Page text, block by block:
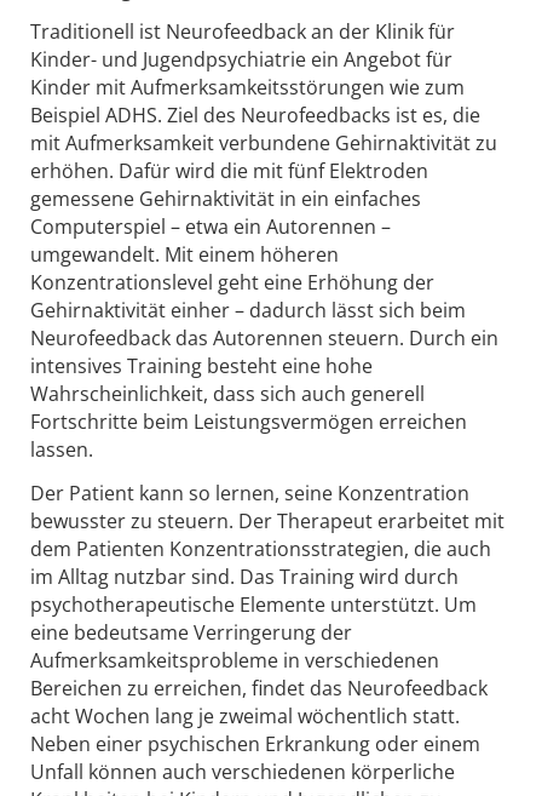
Traditionell ist Neurofeedback an der Klinik für
Kinder- und Jugendpsychiatrie ein Angebot für
Kinder mit Aufmerksamkeitsstörungen wie zum
Beispiel ADHS. Ziel des Neurofeedbacks ist es, die
mit Aufmerksamkeit verbundene Gehirnaktivität zu
erhöhen. Dafür wird die mit fünf Elektroden
gemessene Gehirnaktivität in ein einfaches
Computerspiel – etwa ein Autorennen –
umgewandelt. Mit einem höheren
Konzentrationslevel geht eine Erhöhung der
Gehirnaktivität einher – dadurch lässt sich beim
Neurofeedback das Autorennen steuern. Durch ein
intensives Training besteht eine hohe
Wahrscheinlichkeit, dass sich auch generell
Fortschritte beim Leistungsvermögen erreichen
lassen.
Der Patient kann so lernen, seine Konzentration
bewusster zu steuern. Der Therapeut erarbeitet mit
dem Patienten Konzentrationsstrategien, die auch
im Alltag nutzbar sind. Das Training wird durch
psychotherapeutische Elemente unterstützt. Um
eine bedeutsame Verringerung der
Aufmerksamkeitsprobleme in verschiedenen
Bereichen zu erreichen, findet das Neurofeedback
acht Wochen lang je zweimal wöchentlich statt.
Neben einer psychischen Erkrankung oder einem
Unfall können auch verschiedenen körperliche